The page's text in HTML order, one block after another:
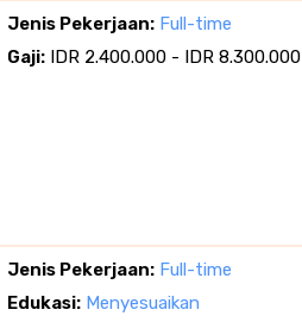
Jenis Pekerjaan: Full-time
Gaji: IDR 2.400.000 - IDR 8.300.000
Jenis Pekerjaan: Full-time
Edukasi: Menyesuaikan